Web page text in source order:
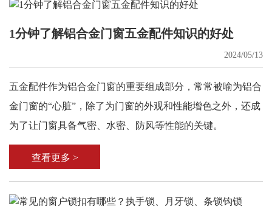
1分钟了解铝合金门窗五金配件知识的好处
2024/05/13
五金配件作为铝合金门窗的重要组成部分，常常被喻为铝合
金门窗的“心脏”，除了为门窗的外观和性能增色之外，还成
为了让门窗具备气密、水密、防风等性能的关键。
查看更多 >